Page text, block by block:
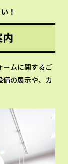
！
ームに関するご
備の展示や、カ